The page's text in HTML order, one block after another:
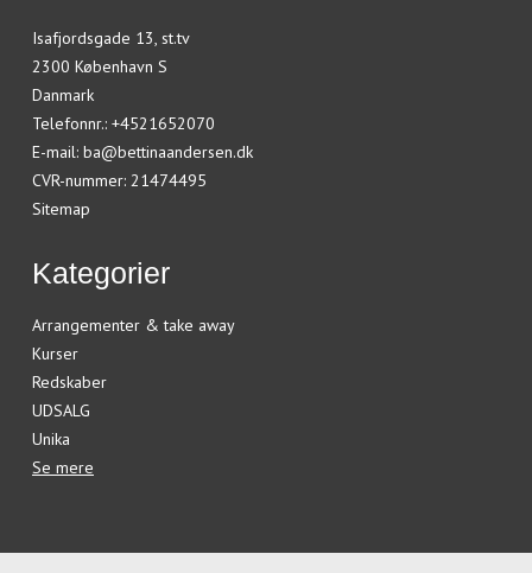
Isafjordsgade 13, st.tv
2300 København S
Danmark
Telefonnr.: +4521652070
E-mail: ba@bettinaandersen.dk
CVR-nummer: 21474495
Sitemap
Kategorier
Arrangementer & take away
Kurser
Redskaber
UDSALG
Unika
Se mere